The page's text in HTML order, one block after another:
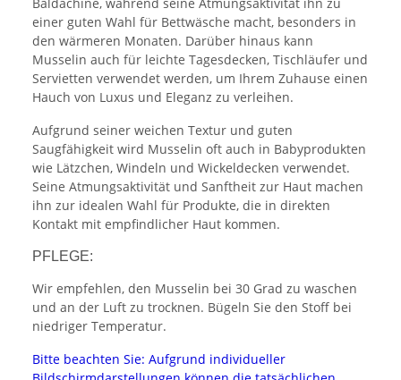
einer guten Wahl für Bettwäsche macht, besonders in
den wärmeren Monaten. Darüber hinaus kann
Musselin auch für leichte Tagesdecken, Tischläufer und
Servietten verwendet werden, um Ihrem Zuhause einen
Hauch von Luxus und Eleganz zu verleihen.
Aufgrund seiner weichen Textur und guten
Saugfähigkeit wird Musselin oft auch in Babyprodukten
wie Lätzchen, Windeln und Wickeldecken verwendet.
Seine Atmungsaktivität und Sanftheit zur Haut machen
ihn zur idealen Wahl für Produkte, die in direkten
Kontakt mit empfindlicher Haut kommen.
PFLEGE:
Wir empfehlen, den Musselin bei 30 Grad zu waschen
und an der Luft zu trocknen. Bügeln Sie den Stoff bei
niedriger Temperatur.
Bitte beachten Sie: Aufgrund individueller